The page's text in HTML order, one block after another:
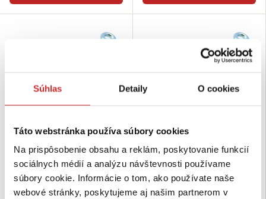
Súhlas Detaily O cookies
Táto webstránka používa súbory cookies
Na prispôsobenie obsahu a reklám, poskytovanie funkcií
sociálnych médií a analýzu návštevnosti používame
súbory cookie. Informácie o tom, ako používate naše
webové stránky, poskytujeme aj našim partnerom v
EU SELECT Napínač oko-hák DIN
1480 pozinkovaný M36
72,07 €
Nosnosť (kg): 3530 kg
EU SELECT Napínač oko-hák DIN
1480 pozinkovaný M30
29,63 €
Nosnosť (kg): 2240 kg